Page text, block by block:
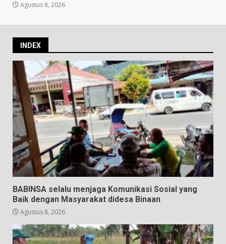
Agustus 8, 2026
INDEX
BABINSA selalu menjaga Komunikasi Sosial yang
Baik dengan Masyarakat didesa Binaan
Agustus 8, 2026